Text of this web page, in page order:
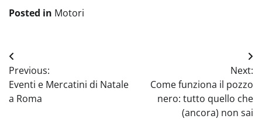
Posted in Motori
Navigazione
articoli
Previous:
Eventi e Mercatini di Natale
a Roma
Next:
Come funziona il pozzo
nero: tutto quello che
(ancora) non sai